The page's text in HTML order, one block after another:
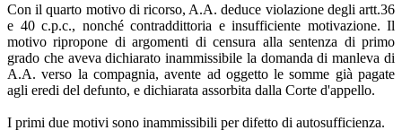
Con il quarto motivo di ricorso, A.A. deduce violazione degli artt.36
e 40 c.p.c., nonché contraddittoria e insufficiente motivazione. Il
motivo ripropone di argomenti di censura alla sentenza di primo
grado che aveva dichiarato inammissibile la domanda di manleva di
A.A. verso la compagnia, avente ad oggetto le somme già pagate
agli eredi del defunto, e dichiarata assorbita dalla Corte d'appello.
I primi due motivi sono inammissibili per difetto di autosufficienza.